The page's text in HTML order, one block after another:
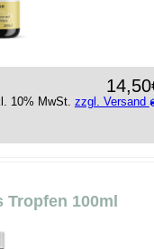
10% MwSt. zzgl. Versand
Tropfen 100ml